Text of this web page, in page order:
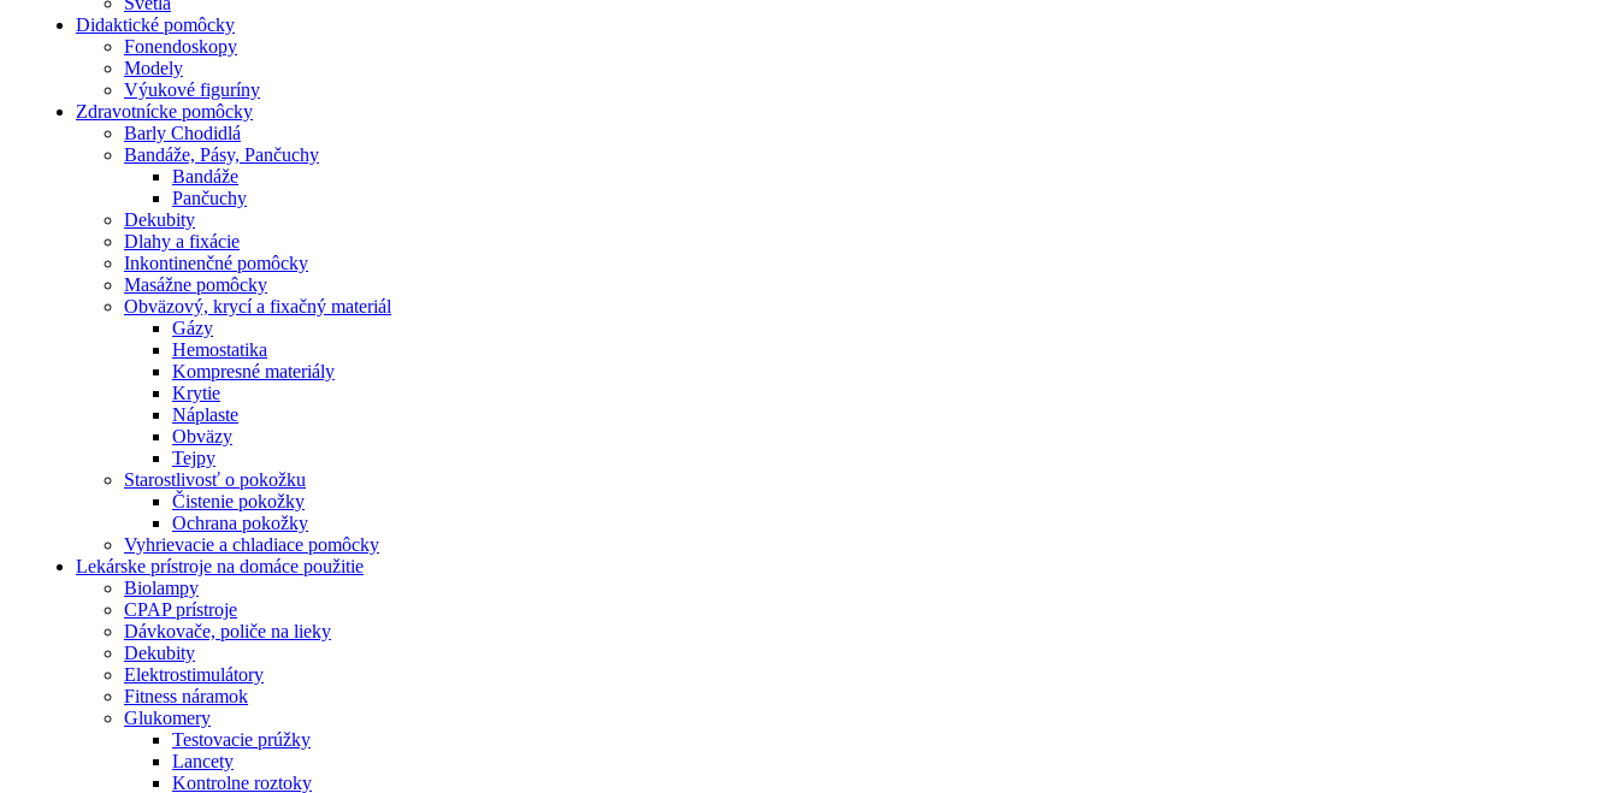
Didaktické pomôcky
Fonendoskopy
Modely
Výukové figuríny
Zdravotnícke pomôcky
Barly Chodidlá
Bandáže, Pásy, Pančuchy
Bandáže
Pančuchy
Dekubity
Dlahy a fixácie
Inkontinenčné pomôcky
Masážne pomôcky
Obväzový, krycí a fixačný materiál
Gázy
Hemostatika
Kompresné materiály
Krytie
Náplaste
Obväzy
Tejpy
Starostlivosť o pokožku
Čistenie pokožky
Ochrana pokožky
Vyhrievacie a chladiace pomôcky
Lekárske prístroje na domáce použitie
Biolampy
CPAP prístroje
Dávkovače, poliče na lieky
Dekubity
Elektrostimulátory
Fitness náramok
Glukomery
Testovacie prúžky
Lancety
Kontrolne roztoky